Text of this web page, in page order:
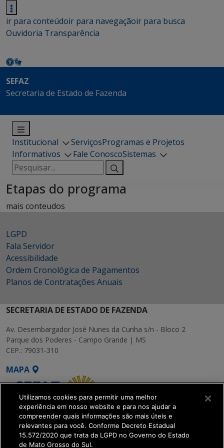
ir para conteúdoir para navegaçãoir para busca
Ouvidoria Transparência
SEFAZ
Secretaria de Estado de Fazenda
Institucional ServiçosProgramas e Projetos
Informativos
Fale ConoscoSistemas
Pesquisar
por:
Etapas do programa
mais conteudos
LGPD
Fala Servidor
Acessibilidade
Ordem Cronológica de Pagamentos
Planos de Contratações Anuais
SECRETARIA DE ESTADO DE FAZENDA
Av. Desembargador José Nunes da Cunha s/n - Bloco 2
Parque dos Poderes - Campo Grande | MS
CEP.: 79031-310
MAPA
SETDIG | Secretaria-
Utilizamos cookies para permitir uma melhor
experiência em nosso website e para nos ajudar a
compreender quais informações são mais úteis e
relevantes para você. Conforme Decreto Estadual
15.572/2020 que trata da LGPD no Governo do Estado
de Mato Grosso do Sul.